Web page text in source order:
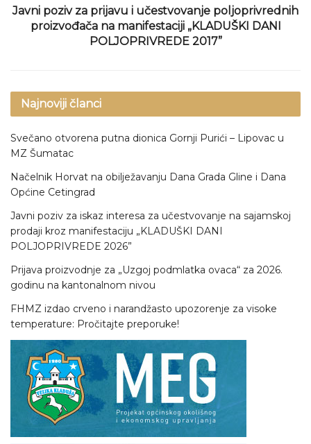
Javni poziv za prijavu i učestvovanje poljoprivrednih
proizvođača na manifestaciji „KLADUŠKI DANI
POLJOPRIVREDE 2017”
Najnoviji članci
Svečano otvorena putna dionica Gornji Purići – Lipovac u
MZ Šumatac
Načelnik Horvat na obilježavanju Dana Grada Gline i Dana
Općine Cetingrad
Javni poziv za iskaz interesa za učestvovanje na sajamskoj
prodaji kroz manifestaciju „KLADUŠKI DANI
POLJOPRIVREDE 2026”
Prijava proizvodnje za „Uzgoj podmlatka ovaca“ za 2026.
godinu na kantonalnom nivou
FHMZ izdao crveno i narandžasto upozorenje za visoke
temperature: Pročitajte preporuke!